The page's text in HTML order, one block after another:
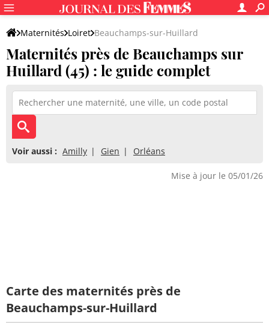
Maternités Loiret Beauchamps-sur-Huillard
Maternités près de Beauchamps sur
Huillard (45) : le guide complet
Voir aussi : Amilly Gien Orléans
Mise à jour le 05/01/26
Carte des maternités près de
Beauchamps-sur-Huillard